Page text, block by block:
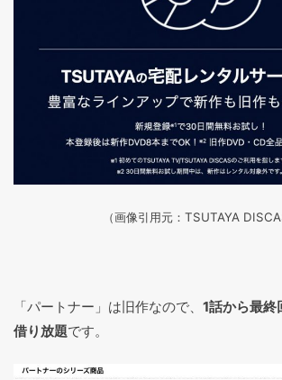
（画像引用元：TSUTAYA
「パートナー」は旧作なので、 1話から最終
借り放題です。